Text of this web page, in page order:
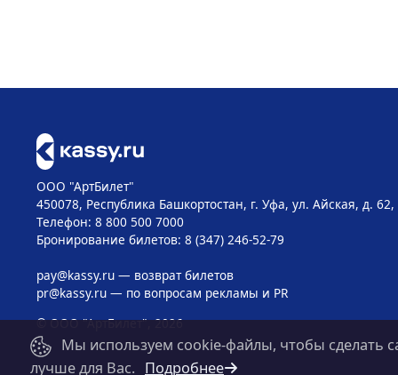
ООО "АртБилет"
450078, Республика Башкортостан, г. Уфа, ул. Айская, д. 62,
Телефон: 8 800 500 7000
Бронирование билетов: 8 (347) 246-52-79
pay@kassy.ru— возврат билетов
pr@kassy.ru— по вопросам рекламы и PR
© ООО "АртБилет", 2026
Мы используем cookie-файлы, чтобы сделать
лучше для Вас. Подробнее